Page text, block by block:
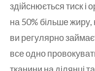
здійснюється тиск і
на 50% більше жиру,
ви регулярно
все одно